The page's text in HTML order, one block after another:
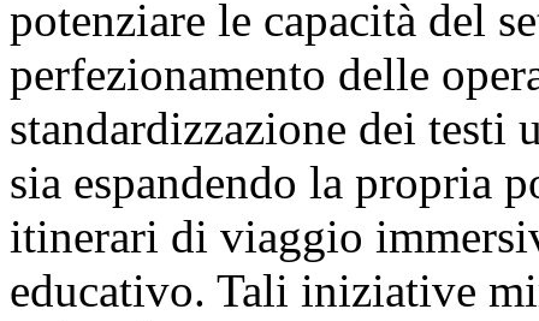
potenziare le capacità del
perfezionamento delle
standardizzazione dei
sia espandendo la propria
itinerari di viaggio
educativo. Tali iniziative